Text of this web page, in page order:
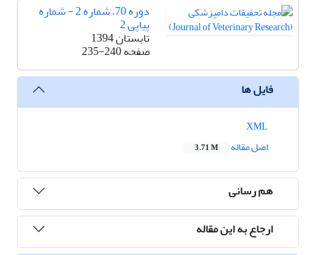
دوره 70، شماره 2 - شماره
پیاپی 2
تابستان 1394
صفحه235-240
فایل ها
اصل مقاله
3.71 M
هم رسانی
ارجاع به این مقاله